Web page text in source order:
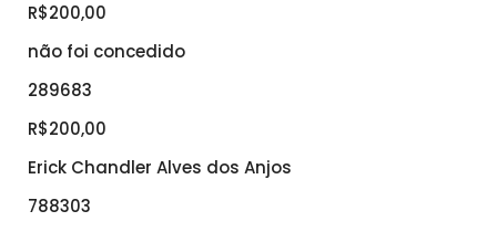
R$200,00
não foi concedido
289683
R$200,00
Erick Chandler Alves dos Anjos
788303